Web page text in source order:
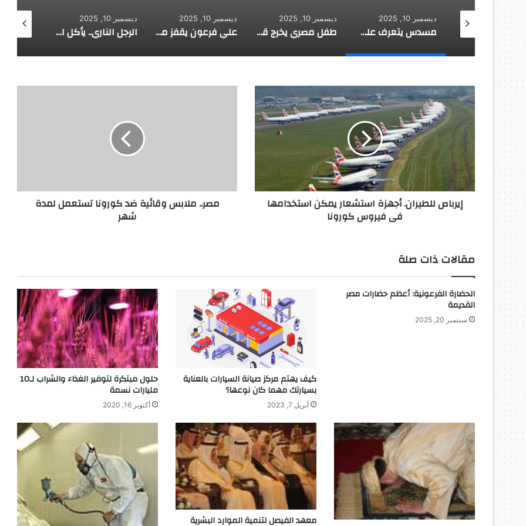
ديسمبر 10, 2025
مسدس يتعرف على هوية صاحبه
ديسمبر 10, 2025
طفل مصري يخرج قصاصات الورق من أنفه وفمه
ديسمبر 10, 2025
علي فرعون يقفز من الطابق العشرين ويأكل النار ويحطم سورا
ديسمبر 10, 2025
الرجل الناري.. يأكل الجمر ويثني الحديد بأسنانه
إيرباص
للطيران.
أجهزة
استشعار
استخدامها
فيروس
كورونا
إيرباص للطيران. أجهزة استشعار يمكن استخدامها
فى فيروس كورونا
مصر.. ملابس وقائية ضد كورونا تستعمل لمدة
شهر
مقالات ذات صلة
الحضارة الفرعونية: أعظم حضارات مصر
القديمة
سبتمبر 20, 2025
كيف يهتم مركز صيانة السيارات بالعناية
بسيارتك مهما كان نوعها؟
أبريل 7, 2023
حلول مبتكرة لتوفير الغذاء والشراب لـ10
مليارات نسمة
أكتوبر 16, 2020
معهد الفيصل لتنمية الموارد البشرية